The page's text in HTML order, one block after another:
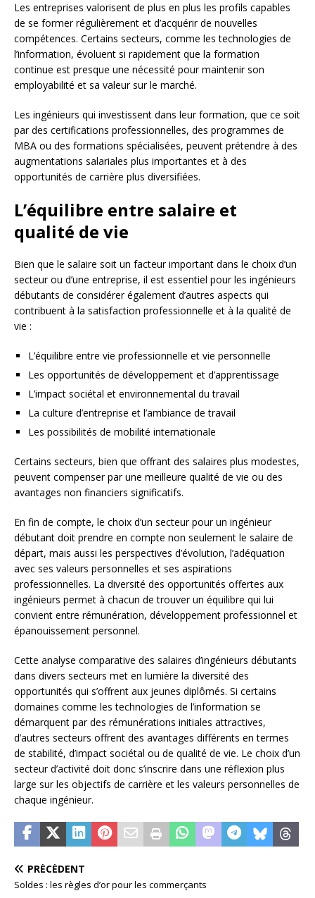
Les entreprises valorisent de plus en plus les profils capables
de se former régulièrement et d’acquérir de nouvelles
compétences. Certains secteurs, comme les technologies de
l’information, évoluent si rapidement que la formation
continue est presque une nécessité pour maintenir son
employabilité et sa valeur sur le marché.
Les ingénieurs qui investissent dans leur formation, que ce soit
par des certifications professionnelles, des programmes de
MBA ou des formations spécialisées, peuvent prétendre à des
augmentations salariales plus importantes et à des
opportunités de carrière plus diversifiées.
L’équilibre entre salaire et
qualité de vie
Bien que le salaire soit un facteur important dans le choix d’un
secteur ou d’une entreprise, il est essentiel pour les ingénieurs
débutants de considérer également d’autres aspects qui
contribuent à la satisfaction professionnelle et à la qualité de
vie :
L’équilibre entre vie professionnelle et vie personnelle
Les opportunités de développement et d’apprentissage
L’impact sociétal et environnemental du travail
La culture d’entreprise et l’ambiance de travail
Les possibilités de mobilité internationale
Certains secteurs, bien que offrant des salaires plus modestes,
peuvent compenser par une meilleure qualité de vie ou des
avantages non financiers significatifs.
En fin de compte, le choix d’un secteur pour un ingénieur
débutant doit prendre en compte non seulement le salaire de
départ, mais aussi les perspectives d’évolution, l’adéquation
avec ses valeurs personnelles et ses aspirations
professionnelles. La diversité des opportunités offertes aux
ingénieurs permet à chacun de trouver un équilibre qui lui
convient entre rémunération, développement professionnel et
épanouissement personnel.
Cette analyse comparative des salaires d’ingénieurs débutants
dans divers secteurs met en lumière la diversité des
opportunités qui s’offrent aux jeunes diplômés. Si certains
domaines comme les technologies de l’information se
démarquent par des rémunérations initiales attractives,
d’autres secteurs offrent des avantages différents en termes
de stabilité, d’impact sociétal ou de qualité de vie. Le choix d’un
secteur d’activité doit donc s’inscrire dans une réflexion plus
large sur les objectifs de carrière et les valeurs personnelles de
chaque ingénieur.
PRÉCÉDENT
Soldes : les règles d’or pour les commerçants